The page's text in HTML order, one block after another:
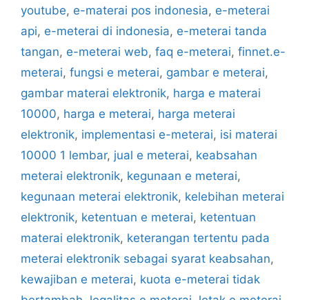
youtube, e-materai pos indonesia, e-meterai
api, e-meterai di indonesia, e-meterai tanda
tangan, e-meterai web, faq e-meterai, finnet.e-
meterai, fungsi e meterai, gambar e meterai,
gambar materai elektronik, harga e materai
10000, harga e meterai, harga meterai
elektronik, implementasi e-meterai, isi materai
10000 1 lembar, jual e meterai, keabsahan
meterai elektronik, kegunaan e meterai,
kegunaan meterai elektronik, kelebihan meterai
elektronik, ketentuan e meterai, ketentuan
materai elektronik, keterangan tertentu pada
meterai elektronik sebagai syarat keabsahan,
kewajiban e meterai, kuota e-meterai tidak